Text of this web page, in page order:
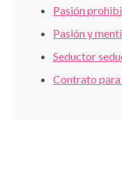
Pasión
Pasión y
Seductor
Contrato